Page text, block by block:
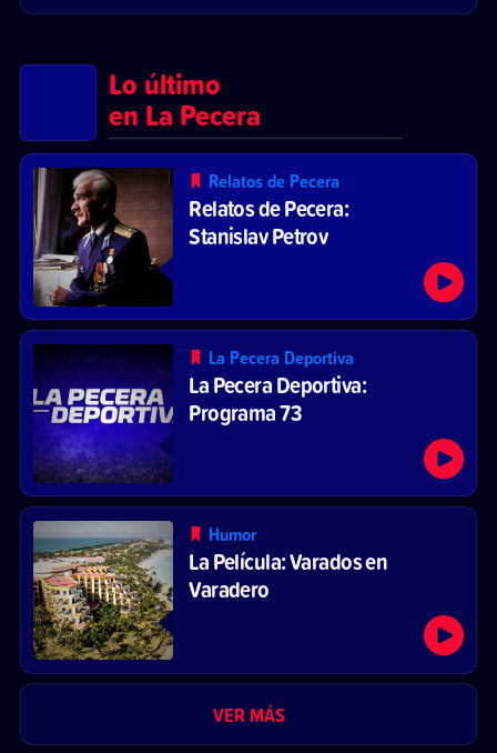
Lo último
en La Pecera
Relatos de Pecera
Relatos de Pecera:
Stanislav Petrov
La Pecera Deportiva
La Pecera Deportiva:
Programa 73
Humor
La Película: Varados en
Varadero
VER MÁS